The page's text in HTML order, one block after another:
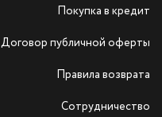
Покупка в кредит
Договор публичной оферты
Правила возврата
Сотрудничество